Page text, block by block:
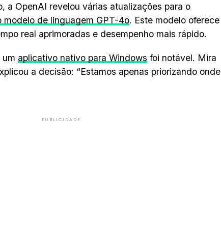
a OpenAI revelou várias atualizações para o
modelo de linguagem GPT-4o. Este modelo oferece
real aprimoradas e desempenho mais rápido.
aplicativo nativo para Windows foi notável. Mira
a decisão: “Estamos apenas priorizando onde
PUBLICIDADE